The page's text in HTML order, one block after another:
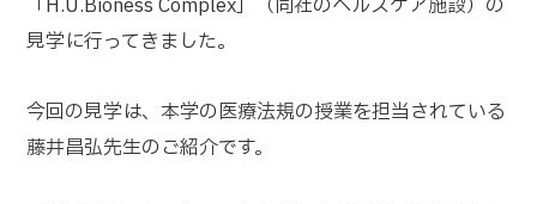
「H.U.Bioness Complex」（同社のヘルスケア施設）の
見学に行ってきました。
今回の見学は、本学の医療法規の授業を担当されている
藤井昌弘先生のご紹介です。